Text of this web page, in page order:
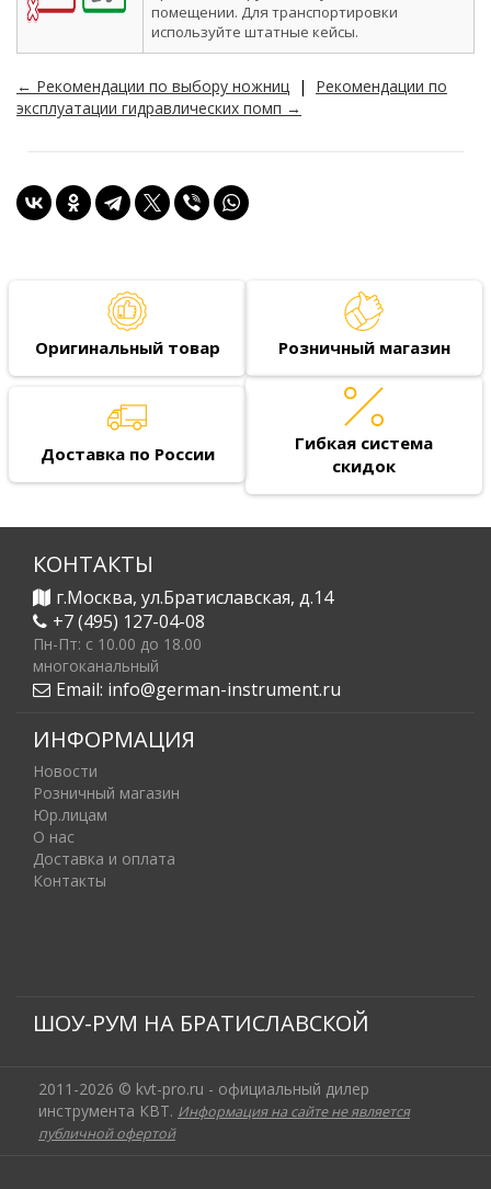
помещении. Для транспортировки
используйте штатные кейсы.
← Рекомендации по выбору ножниц | Рекомендации по
эксплуатации гидравлических помп →
Оригинальный товар Розничный магазин
Доставка по России
Гибкая система
скидок
КОНТАКТЫ
г.Москва, ул.Братиславская, д.14
+7 (495) 127-04-08
Пн-Пт: c 10.00 до 18.00
многоканальный
Email: info@german-instrument.ru
ИНФОРМАЦИЯ
Новости
Розничный магазин
Юр.лицам
О нас
Доставка и оплата
Контакты
ШОУ-РУМ НА БРАТИСЛАВСКОЙ
2011-2026 © kvt-pro.ru - официальный дилер
инструмента КВТ. Информация на сайте не является
публичной офертой